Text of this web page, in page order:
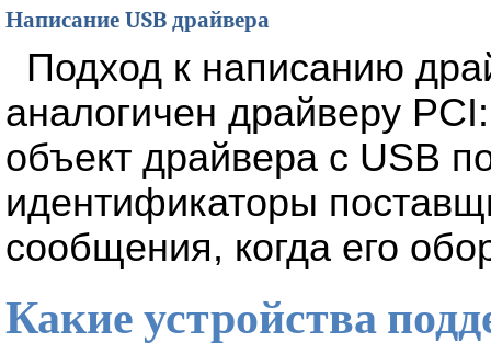
Написание USB драйвера
Подход к написанию
аналогичен драйверу
объект драйвера с USB
идентификаторы
сообщения, когда его
Какие устройства